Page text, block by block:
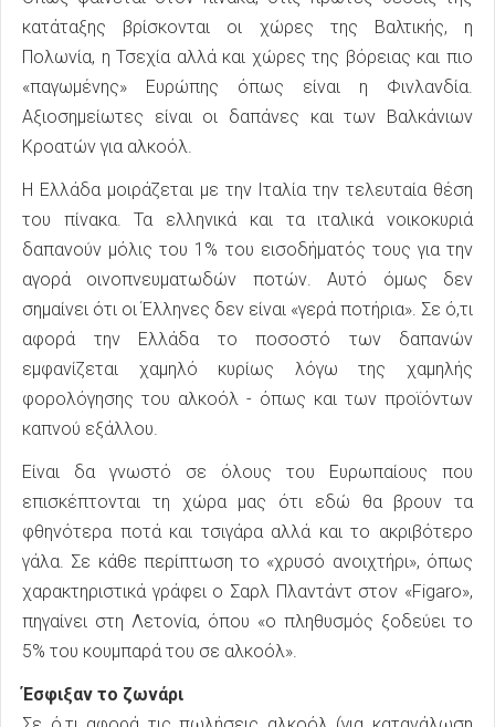
κατάταξης βρίσκονται οι χώρες της Βαλτικής, η
Πολωνία, η Τσεχία αλλά και χώρες της βόρειας και πιο
«παγωμένης» Ευρώπης όπως είναι η Φινλανδία.
Αξιοσημείωτες είναι οι δαπάνες και των Βαλκάνιων
Κροατών για αλκοόλ.
Η Ελλάδα μοιράζεται με την Ιταλία την τελευταία θέση
του πίνακα. Τα ελληνικά και τα ιταλικά νοικοκυριά
δαπανούν μόλις του 1% του εισοδήματός τους για την
αγορά οινοπνευματωδών ποτών. Αυτό όμως δεν
σημαίνει ότι οι Έλληνες δεν είναι «γερά ποτήρια». Σε ό,τι
αφορά την Ελλάδα το ποσοστό των δαπανών
εμφανίζεται χαμηλό κυρίως λόγω της χαμηλής
φορολόγησης του αλκοόλ - όπως και των προϊόντων
καπνού εξάλλου.
Είναι δα γνωστό σε όλους του Ευρωπαίους που
επισκέπτονται τη χώρα μας ότι εδώ θα βρουν τα
φθηνότερα ποτά και τσιγάρα αλλά και το ακριβότερο
γάλα. Σε κάθε περίπτωση το «χρυσό ανοιχτήρι», όπως
χαρακτηριστικά γράφει ο Σαρλ Πλαντάντ στον «Figaro»,
πηγαίνει στη Λετονία, όπου «ο πληθυσμός ξοδεύει το
5% του κουμπαρά του σε αλκοόλ».
Έσφιξαν το ζωνάρι